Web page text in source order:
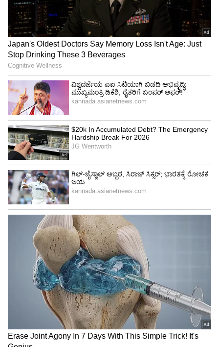
ನೀಡಿತ್ತು. ಹೀಗಾಗಿ ಅವರಿಗೆ ಸೂಕ್ತ ಭದ್ರತೆಯೊಂದಿಗೆ ಸಂಸತ್ತಿಗೆ
ಕರೆದೊಯ್ದು ಮರಳಿ ಜೈಲಿಗೆ ಕರೆತರುವಂತೆ ಜೈಲು ಅಧೀಕ್ಷಕರಿಗೆ
ವಿಚಾರಣಾ ನ್ಯಾಯಾಲಯವೂ ಸೂಚಿಸಿತ್ತು.
ಪ್ರಮಾಣ ವಚನಕ್ಕೆ ಅನುಮತಿ ನೀಡಿದ್ದ ಎನ್‌ಐಎ
ಕೋರ್ಟ್
ಮತ್ತೊಂದು ಪ್ರಕರಣದಲ್ಲಿ ಅಸ್ಸಾಂನ ಸಿಬ್ಸಾಗರ್‌ನಿಂದ ಅಸ್ಸಾಂ
ವಿಧಾನಸಭೆಗೆ ಆಯ್ಕೆಯಾದ ಅಖಿಲ್ ಗೋಗೋಯ್‌ಗೆ
ಶಾಸಕನಾಗಿ ಪ್ರಮಾಣವಚನ ಸ್ವೀಕರಿಸುವುದಕ್ಕೆ ಎನ್‌ಐಎ
ಕೋರ್ಟ್ ಅವಕಾಶ ನೀಡಿತ್ತು.